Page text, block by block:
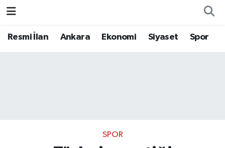
Resmi İlan Ankara Ekonomi Siyaset Spor
SPOR